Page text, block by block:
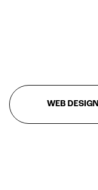
WEB DESIGN